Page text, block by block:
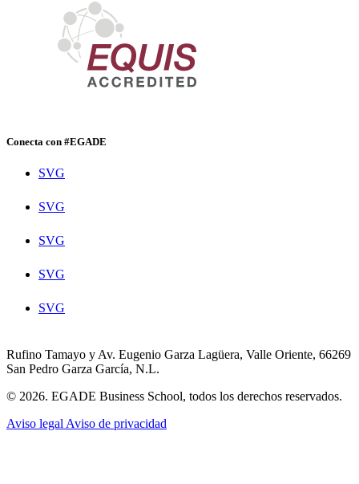
Conecta con #EGADE
SVG
SVG
SVG
SVG
SVG
Rufino Tamayo y Av. Eugenio Garza Lagüera, Valle Oriente, 66269
San Pedro Garza García, N.L.
© 2026. EGADE Business School, todos los derechos reservados.
Aviso legal Aviso de privacidad